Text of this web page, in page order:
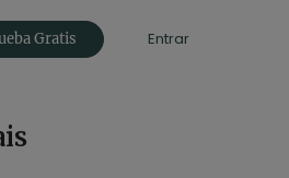
Gratis Entrar